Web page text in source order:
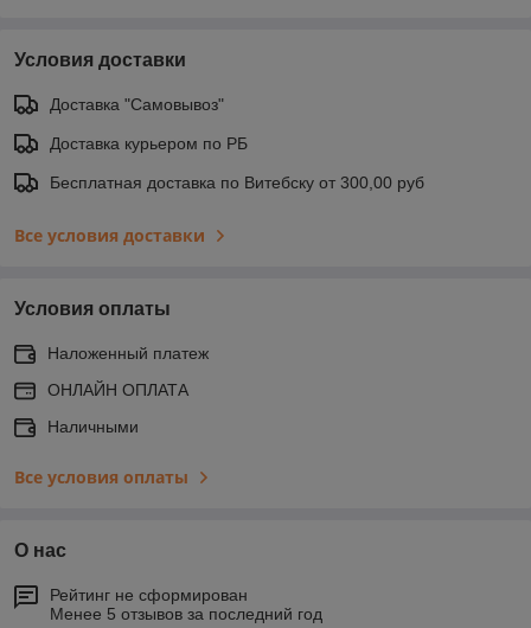
Условия доставки
Доставка "Самовывоз"
Доставка курьером по РБ
Бесплатная доставка по Витебску от 300,00 руб
Все условия доставки
Условия оплаты
Наложенный платеж
ОНЛАЙН ОПЛАТА
Наличными
Все условия оплаты
О нас
Рейтинг не сформирован
Менее 5 отзывов за последний год